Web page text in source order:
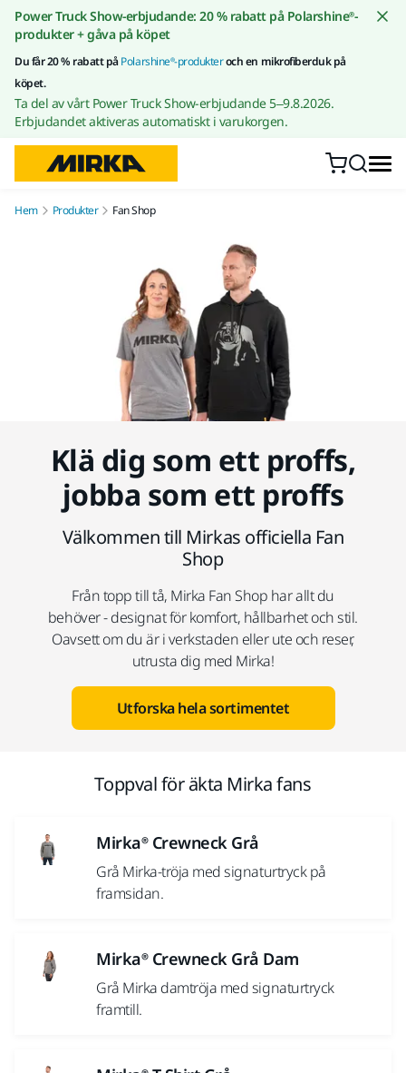
Gå till innehållet
Power Truck Show-erbjudande: 20 % rabatt på Polarshine®-
produkter + gåva på köpet
Du får 20 % rabatt påPolarshine®-produkteroch en mikrofiberduk på
köpet.
Ta del av vårt Power Truck Show-erbjudande 5–9.8.2026.
Erbjudandet aktiveras automatiskt i varukorgen.
Hem Produkter Fan Shop
Klä dig som ett proffs,
jobba som ett proffs
Välkommen till Mirkas officiella Fan
Shop
Från topp till tå, Mirka Fan Shop har allt du
behöver - designat för komfort, hållbarhet och stil.
Oavsett om du är i verkstaden eller ute och reser,
utrusta dig med Mirka!
Utforska hela sortimentet
Toppval för äkta Mirka fans
Mirka® Crewneck Grå
Grå Mirka-tröja med signaturtryck på
framsidan.
Mirka® Crewneck Grå Dam
Grå Mirka damtröja med signaturtryck
framtill.